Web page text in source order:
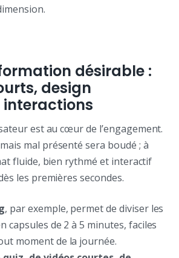
désirable :
design
est au cœur de l’engagement.
mal présenté sera boudé ; à
fluide, bien rythmé et interactif
les premières secondes.
, par exemple, permet de diviser les
capsules de 2 à 5 minutes, faciles
moment de la journée.